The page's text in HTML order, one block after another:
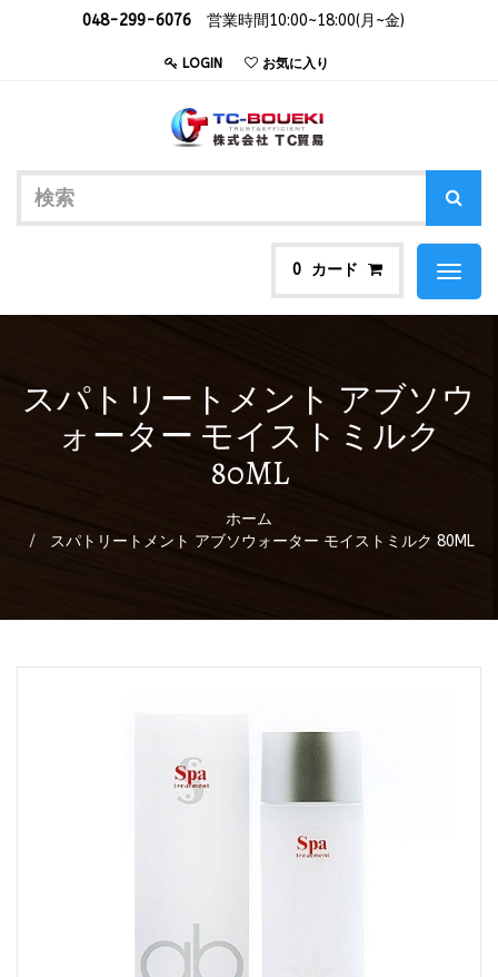
048-299-6076 営業時間10:00~18:00(月~金)
LOGIN お気に入り
0 カード
Toggle
スパトリートメント アブソウ
ォーター モイストミルク
80ML
ホーム
スパトリートメント アブソウォーター モイストミルク 80ML